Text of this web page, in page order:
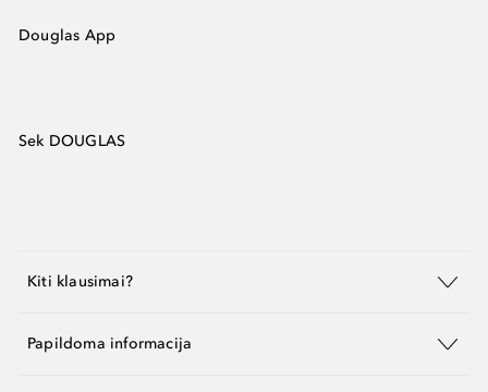
Douglas App
Sek DOUGLAS
Kiti klausimai?
Papildoma informacija